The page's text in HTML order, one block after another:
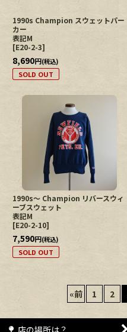
1990s Champion スウェットパー
カー
表記M
[E20-2-3]
8,690円(税込)
SOLD OUT
1990s〜 Champion リバースウィ
ーブスウェット
表記M
[E20-2-10]
7,590円(税込)
SOLD OUT
«前 1 2